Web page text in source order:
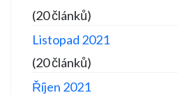
(20 článků)
Listopad 2021
(20 článků)
Říjen 2021